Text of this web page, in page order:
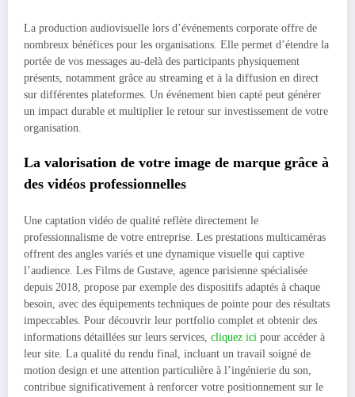
La production audiovisuelle lors d’événements corporate offre de
nombreux bénéfices pour les organisations. Elle permet d’étendre la
portée de vos messages au-delà des participants physiquement
présents, notamment grâce au streaming et à la diffusion en direct
sur différentes plateformes. Un événement bien capté peut générer
un impact durable et multiplier le retour sur investissement de votre
organisation.
La valorisation de votre image de marque grâce à
des vidéos professionnelles
Une captation vidéo de qualité reflète directement le
professionnalisme de votre entreprise. Les prestations multicaméras
offrent des angles variés et une dynamique visuelle qui captive
l’audience. Les Films de Gustave, agence parisienne spécialisée
depuis 2018, propose par exemple des dispositifs adaptés à chaque
besoin, avec des équipements techniques de pointe pour des résultats
impeccables. Pour découvrir leur portfolio complet et obtenir des
informations détaillées sur leurs services, cliquez ici pour accéder à
leur site. La qualité du rendu final, incluant un travail soigné de
motion design et une attention particulière à l’ingénierie du son,
contribue significativement à renforcer votre positionnement sur le